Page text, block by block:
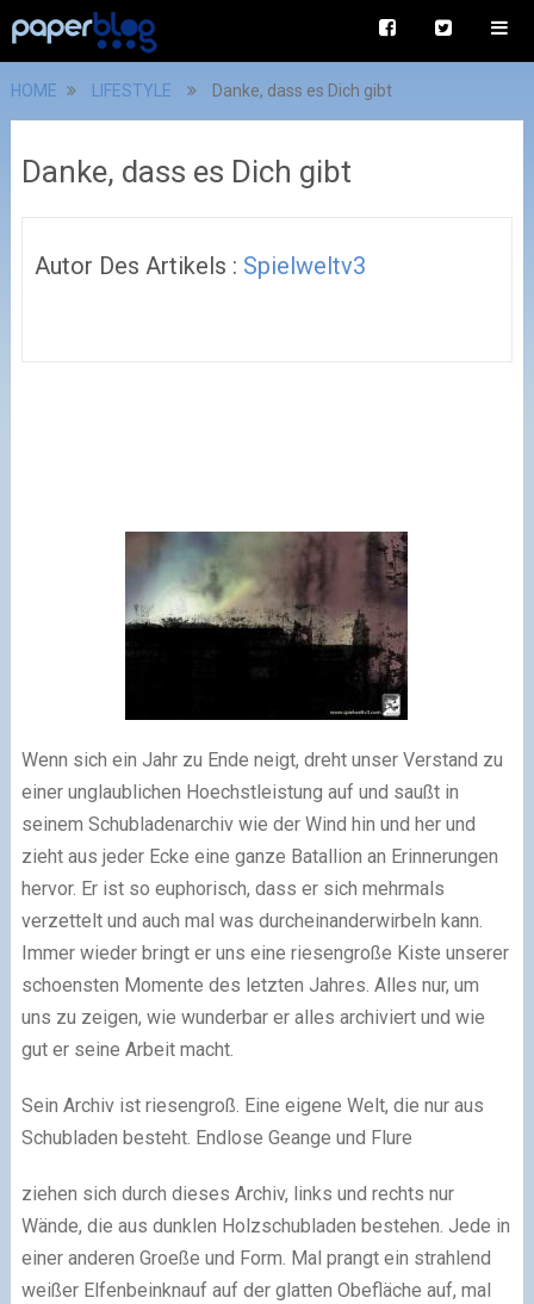
HOME LIFESTYLE Danke, dass es Dich gibt
Danke, dass es Dich gibt
Autor Des Artikels : Spielweltv3
Wenn sich ein Jahr zu Ende neigt, dreht unser Verstand zu
einer unglaublichen Hoechstleistung auf und saußt in
seinem Schubladenarchiv wie der Wind hin und her und
zieht aus jeder Ecke eine ganze Batallion an Erinnerungen
hervor. Er ist so euphorisch, dass er sich mehrmals
verzettelt und auch mal was durcheinanderwirbeln kann.
Immer wieder bringt er uns eine riesengroße Kiste unserer
schoensten Momente des letzten Jahres. Alles nur, um
uns zu zeigen, wie wunderbar er alles archiviert und wie
gut er seine Arbeit macht.
Sein Archiv ist riesengroß. Eine eigene Welt, die nur aus
Schubladen besteht. Endlose Geange und Flure
ziehen sich durch dieses Archiv, links und rechts nur
Wände, die aus dunklen Holzschubladen bestehen. Jede in
einer anderen Groeße und Form. Mal prangt ein strahlend
weißer Elfenbeinknauf auf der glatten Obefläche auf, mal